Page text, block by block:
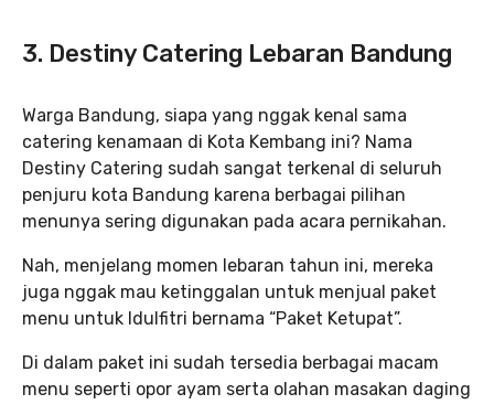
3. Destiny Catering Lebaran Bandung
Warga Bandung, siapa yang nggak kenal sama
catering kenamaan di Kota Kembang ini? Nama
Destiny Catering sudah sangat terkenal di seluruh
penjuru kota Bandung karena berbagai pilihan
menunya sering digunakan pada acara pernikahan.
Nah, menjelang momen lebaran tahun ini, mereka
juga nggak mau ketinggalan untuk menjual paket
menu untuk Idulfitri bernama “Paket Ketupat”.
Di dalam paket ini sudah tersedia berbagai macam
menu seperti opor ayam serta olahan masakan daging